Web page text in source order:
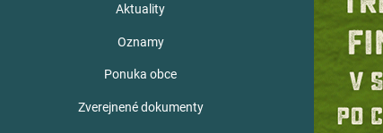
Aktuality
Oznamy
Ponuka obce
Zverejnené dokumenty